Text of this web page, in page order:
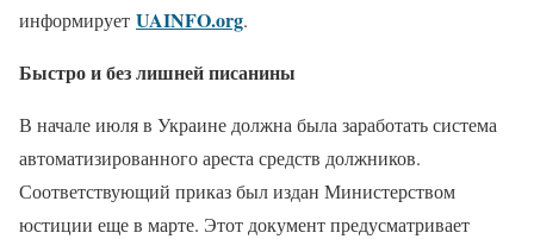
информирует UAINFO.org.
Быстро и без лишней писанины
В начале июля в Украине должна была заработать система
автоматизированного ареста средств должников.
Соответствующий приказ был издан Министерством
юстиции еще в марте. Этот документ предусматривает